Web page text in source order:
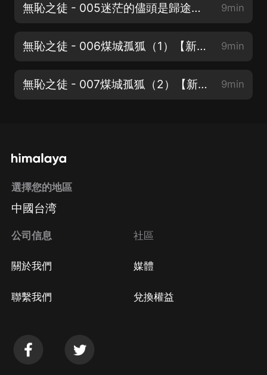
無恥之徒 - 005迷茫的儘頭是歸途（2）【新書上架，求訂閱】 9min
無恥之徒 - 006煤城孤狐（1）【新書上架，求訂閱】 9min
無恥之徒 - 007煤城孤狐（2）【新書上架，求訂閱】 9min
選擇您的地區
中國台湾
公司信息
關於我們
聯繫我們
社區
媒體
兌換權益